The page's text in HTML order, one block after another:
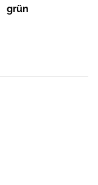
grün